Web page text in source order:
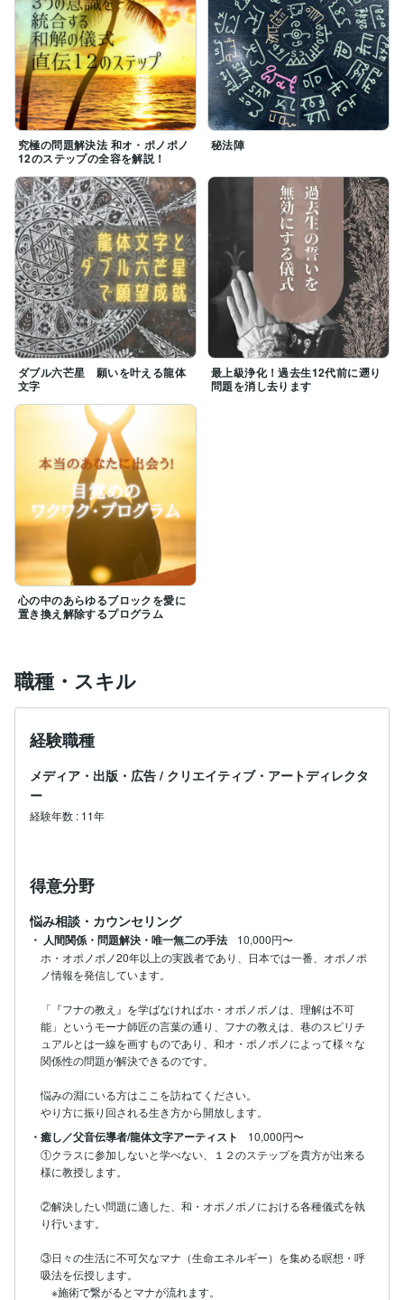
究極の問題解決法 和オ・ポノポノ
12のステップの全容を解説！
秘法陣
ダブル六芒星 願いを叶える龍体
文字
最上級浄化！過去生12代前に遡り
問題を消し去ります
心の中のあらゆるブロックを愛に
置き換え解除するプログラム
職種・スキル
経験職種
メディア・出版・広告 / クリエイティブ・アートディレクタ
ー
経験年数 : 11年
得意分野
悩み相談・カウンセリング
・ 人間関係・問題解決・唯一無二の手法
10,000円〜
ホ・オポノポノ20年以上の実践者であり、日本では一番、オポノポ
ノ情報を発信しています。
「『フナの教え』を学ばなければホ・オポノポノは、理解は不可
能」というモーナ師匠の言葉の通り、フナの教えは、巷のスピリチ
ュアルとは一線を画すものであり、和オ・ポノポノによって様々な
関係性の問題が解決できるのです。
悩みの淵にいる方はここを訪ねてください。
やり方に振り回される生き方から開放します。
・癒し／父音伝導者/龍体文字アーティスト
10,000円〜
①クラスに参加しないと学べない、１２のステップを貴方が出来る
様に教授します。
②解決したい問題に適した、和・オポノポノにおける各種儀式を執
り行います。
③日々の生活に不可欠なマナ（生命エネルギー）を集める瞑想・呼
吸法を伝授します。
※施術で繋がるとマナが流れます。